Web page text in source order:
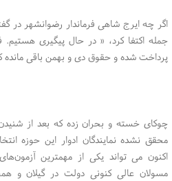
اگر چه ایرج شاهی فرماندار رضوانشهر در
جمله اکتفا کرد، « در حال پیگیری
پرداخت شده و حقوق دی و بهمن باقی
چوکای خسته و بحران زده که بعد از
محقق نشده نمایندگان ادوار این حوزه
اکنون می تواند یکی از مهمترین
مسولان عالی کنونی دولت در گیلان و